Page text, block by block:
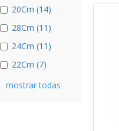
20Cm (14)
28Cm (11)
24Cm (11)
22Cm (7)
mostrar todas